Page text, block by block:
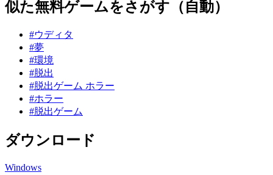
似た無料ゲームをさがす（自動）
#ウディタ
#夢
#環境
#脱出
#脱出ゲーム ホラー
#ホラー
#脱出ゲーム
ダウンロード
Windows